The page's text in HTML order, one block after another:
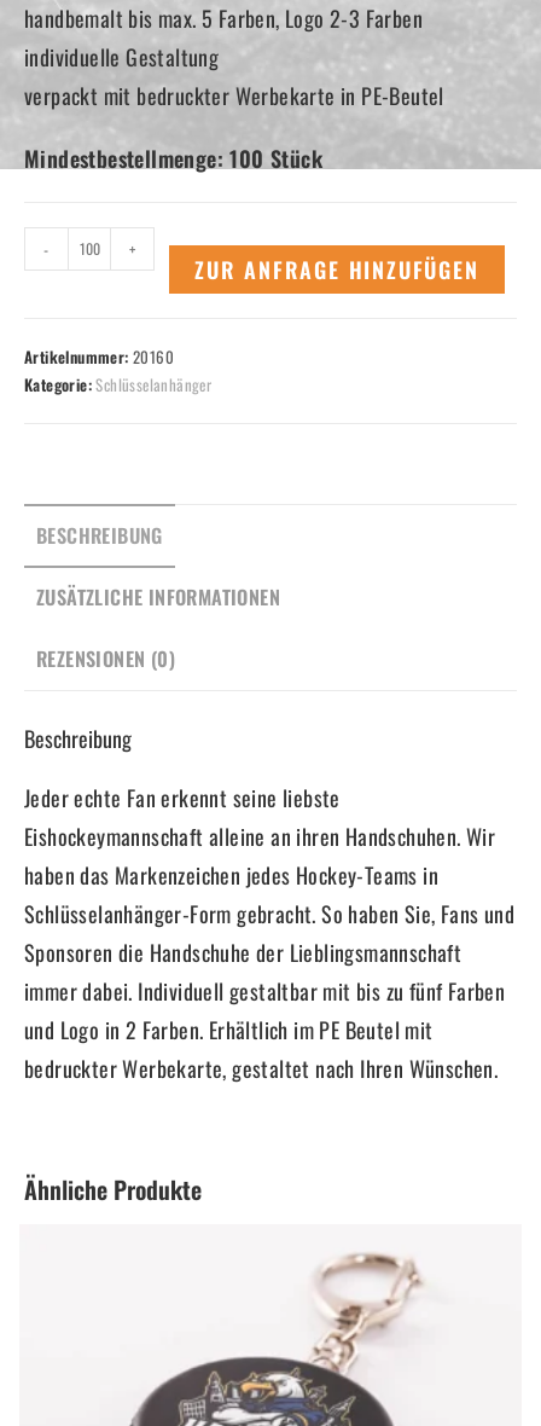
handbemalt bis max. 5 Farben, Logo 2-3 Farben
individuelle Gestaltung
verpackt mit bedruckter Werbekarte in PE-Beutel
Mindestbestellmenge: 100 Stück
Eishockeyhandschuhe
Menge
- +
ZUR ANFRAGE HINZUFÜGEN
Artikelnummer: 20160
Kategorie:Schlüsselanhänger
BESCHREIBUNG
ZUSÄTZLICHE INFORMATIONEN
REZENSIONEN (0)
Beschreibung
Jeder echte Fan erkennt seine liebste
Eishockeymannschaft alleine an ihren Handschuhen. Wir
haben das Markenzeichen jedes Hockey-Teams in
Schlüsselanhänger-Form gebracht. So haben Sie, Fans und
Sponsoren die Handschuhe der Lieblingsmannschaft
immer dabei. Individuell gestaltbar mit bis zu fünf Farben
und Logo in 2 Farben. Erhältlich im PE Beutel mit
bedruckter Werbekarte, gestaltet nach Ihren Wünschen.
Ähnliche Produkte